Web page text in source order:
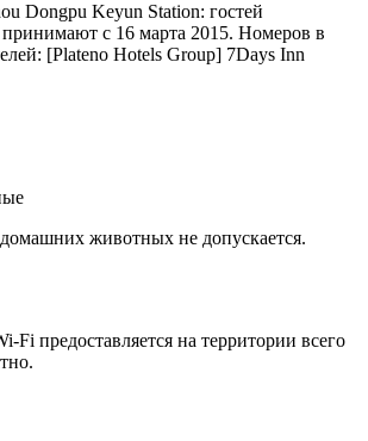
Dongpu Keyun Station: гостей
принимают с 16 марта 2015. Номеров в
[Plateno Hotels Group] 7Days Inn
животных не допускается.
Fi предоставляется на территории всего